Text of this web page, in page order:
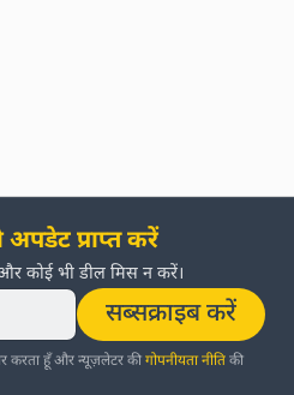
अपडेट प्राप्त करें
और कोई भी डील मिस न करें।
सब्सक्राइब करें
करता हूँ और न्यूज़लेटर कीगोपनीयता नीतिकी